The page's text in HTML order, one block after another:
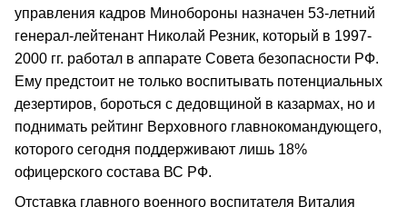
управления кадров Минобороны назначен 53-летний
генерал-лейтенант Николай Резник, который в 1997-
2000 гг. работал в аппарате Совета безопасности РФ.
Ему предстоит не только воспитывать потенциальных
дезертиров, бороться с дедовщиной в казармах, но и
поднимать рейтинг Верховного главнокомандующего,
которого сегодня поддерживают лишь 18%
офицерского состава ВС РФ.
Отставка главного военного воспитателя Виталия